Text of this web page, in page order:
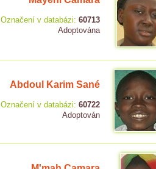
Označení v databázi: 60713
Adoptována
Abdoul Karim Sané
Označení v databázi: 60722
Adoptován